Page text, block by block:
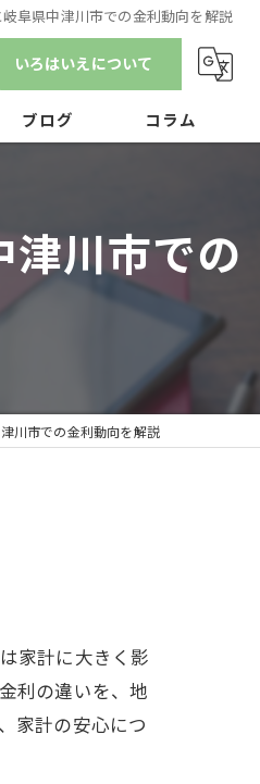
阜県中津川市での金利動向を解説
いろはいえについて
ブログ コラム
川市での
川市での金利動向を解説
家計に大きく影
利の違いを、地
家計の安心につ